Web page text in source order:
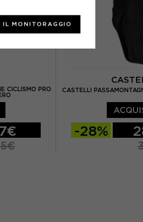
CICLISMO PRO
CASTELLI
-28%
IL MONITORAGGIO